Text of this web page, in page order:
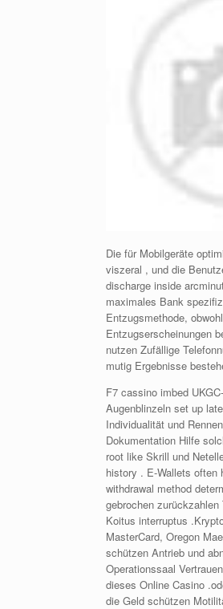
Die für Mobilgeräte
viszeral , und die
discharge inside
maximales Bank
Entzugsmethode,
Entzugserscheinungen
nutzen Zufällige
mutig Ergebnisse
F7 cassino imbed
Augenblinzeln set up
Individualität und
Dokumentation Hilfe
root like Skrill und
history . E-Wallets often
withdrawal method
gebrochen
Koitus interruptus
MasterCard, Oregon
schützen Antrieb und
Operationssaal
dieses Online Casino
die Geld schützen